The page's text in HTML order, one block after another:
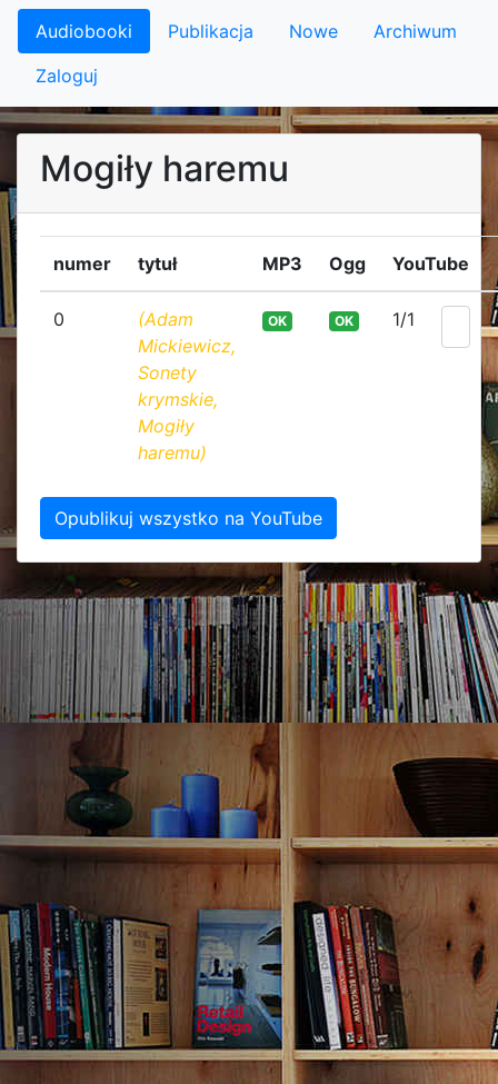
Audiobooki Publikacja Nowe
Archiwum
Zaloguj
Mogiły haremu
numer tytuł MP3 Ogg YouTube
0
(Adam
Mickiewicz,
Sonety
krymskie,
Mogiły
haremu)
OK OK 1/1
Opublikuj wszystko na YouTube